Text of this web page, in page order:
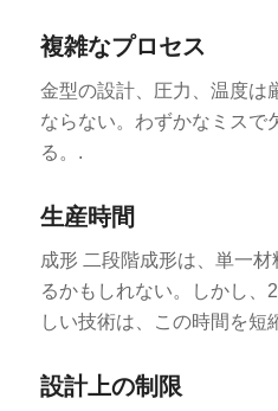
複雑なプロセス
金型の設計、圧力、温度は
ならない。わずかなミスで
る。.
生産時間
成形 二段階成形は、単一
るかもしれない。しかし、
しい技術は、この時間を短
設計上の制限